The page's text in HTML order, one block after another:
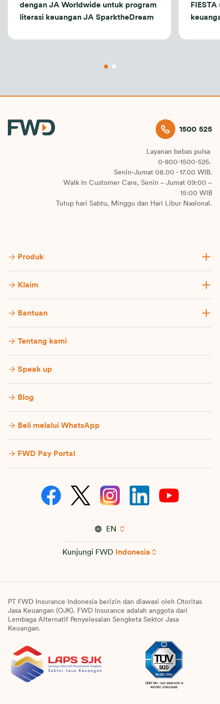
dengan JA Worldwide untuk program
literasi keuangan JA SparktheDream
1500 525
Layanan bebas pulsa
0-800-1500-525.
Senin-Jumat 08.00 - 17.00 WIB.
Walk In Customer Care, Senin – Jumat 09:00 –
15:00 WIB
Tutup hari Sabtu, Minggu dan Hari Libur Nasional.
Produk
Klaim
Bantuan
Tentang kami
Speak up
Blog
Beli melalui WhatsApp
FWD Pay Portal
EN
Kunjungi FWD Indonesia
PT FWD Insurance Indonesia berizin dan diawasi oleh Otoritas
Jasa Keuangan (OJK). FWD Insurance adalah anggota dari
Lembaga Alternatif Penyelesaian Sengketa Sektor Jasa
Keuangan.